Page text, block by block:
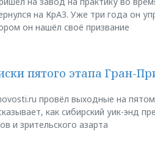
на КрАЗ. Уже три года он
он нашёл своё призвание
пятого этапа Гран-
провёл выходные на
как сибирский уик-энд
и зрительского азарта